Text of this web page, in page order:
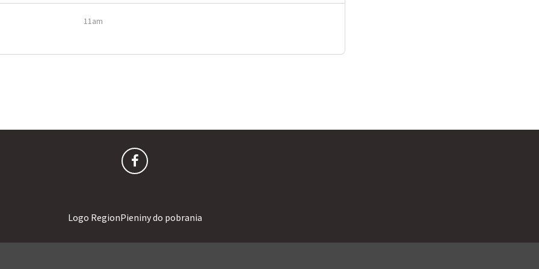
11am
Logo RegionPieniny do pobrania